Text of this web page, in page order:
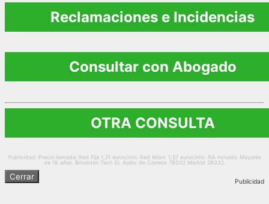
Reclamaciones e Incidencias
Consultar con Abogado
OTRA CONSULTA
Publicidad. Precio llamada: Red Fija 1,21 euros/min. Red Móvil. 1,57 euros/min. IVA incluido. Mayores
de 18 años. Briseidan Tech SL Apdo. de Correos 78002 Madrid 28032.
Publicidad
Cerrar